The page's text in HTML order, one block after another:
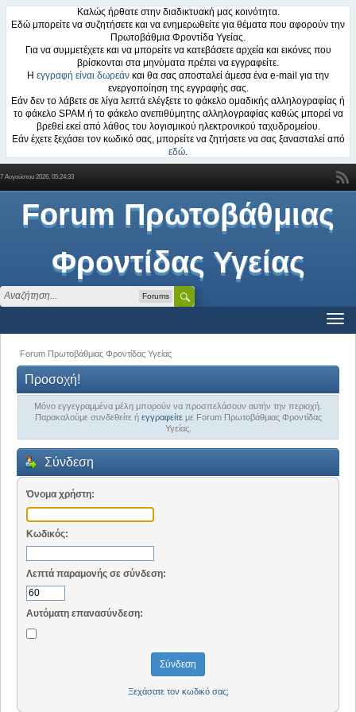
Καλώς ήρθατε στην διαδικτυακή μας κοινότητα.
Εδώ μπορείτε να συζητήσετε και να ενημερωθείτε για θέματα που αφορούν την
Πρωτοβάθμια Φροντίδα Υγείας.
Για να συμμετέχετε και να μπορείτε να κατεβάσετε αρχεία και εικόνες που
βρίσκονται στα μηνύματα πρέπει να εγγραφείτε.
Η εγγραφή είναι δωρεάν και θα σας αποσταλεί άμεσα ένα e-mail για την
ενεργοποίηση της εγγραφής σας.
Εάν δεν το λάβετε σε λίγα λεπτά ελέγξετε το φάκελο ομαδικής αλληλογραφίας ή
το φάκελο SPAM ή το φάκελο ανεπιθύμητης αλληλογραφίας καθώς μπορεί να
βρεθεί εκεί από λάθος του λογισμικού ηλεκτρονικού ταχυδρομείου.
Εάν έχετε ξεχάσει τον κωδικό σας, μπορείτε να ζητήσετε να σας ξανασταλεί από
εδώ.
7 Αυγούστου 2026, 05:24:33
Forum Πρωτοβάθμιας
Φροντίδας Υγείας
Forums
Forum Πρωτοβάθμιας Φροντίδας Υγείας
Προσοχή!
Μόνο εγγεγραμμένα μέλη μπορούν να προσπελάσουν αυτήν την περιοχή.
Παρακαλούμε συνδεθείτε ή εγγραφείτεμε Forum Πρωτοβάθμιας Φροντίδας
Υγείας.
Σύνδεση
Όνομα χρήστη:
Κωδικός:
Λεπτά παραμονής σε σύνδεση:
Αυτόματη επανασύνδεση:
Ξεχάσατε τον κωδικό σας;